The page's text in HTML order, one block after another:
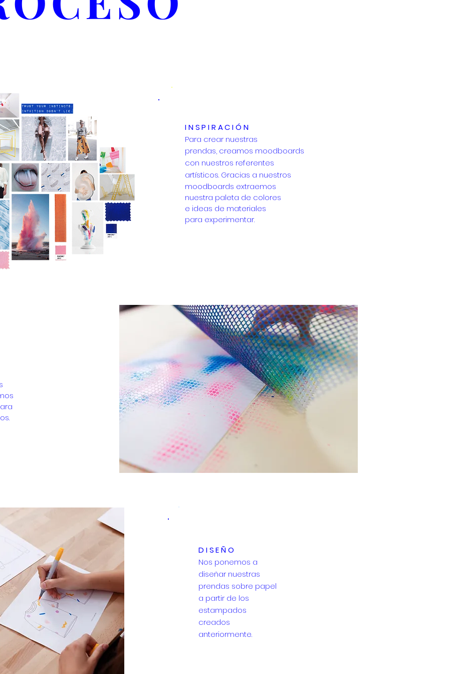
INSPIRACIÓN
Para crear nuestras
prendas, creamos moodboards
con nuestros referentes
artísticos. Gracias a nuestros
moodboards extraemos
nuestra paleta de colores
e ideas de materiales
para experimentar.
DISEÑO
Nos ponemos a
diseñar nuestras
prendas sobre papel
a partir de los
estampados
creados
anteriormente.